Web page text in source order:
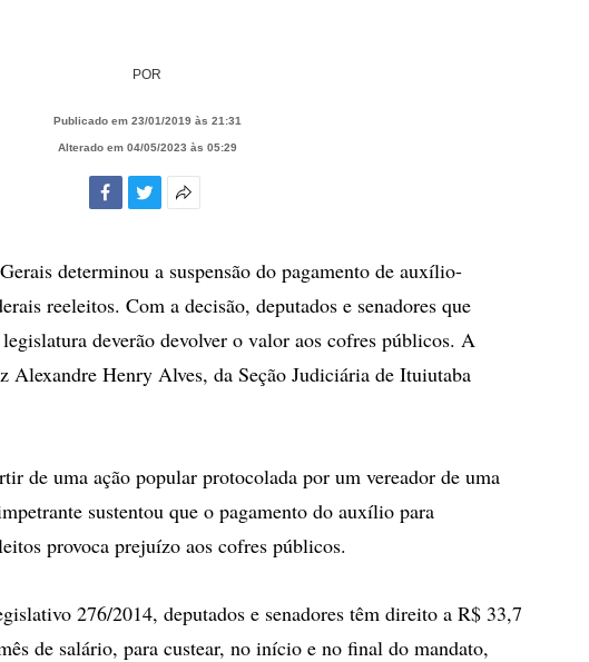
POR
Publicado em 23/01/2019 às 21:31
Alterado em 04/05/2023 às 05:29
compartilhamento
determinou a suspensão do pagamento de auxílio-
reeleitos. Com a decisão, deputados e senadores que
deverão devolver o valor aos cofres públicos. A
Alexandre Henry Alves, da Seção Judiciária de Ituiutaba
de uma ação popular protocolada por um vereador de uma
sustentou que o pagamento do auxílio para
provoca prejuízo aos cofres públicos.
276/2014, deputados e senadores têm direito a R$ 33,7
de salário, para custear, no início e no final do mandato,